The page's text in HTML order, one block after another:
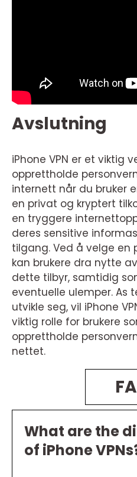
Avslutning
iPhone VPN er et viktig
opprettholde
internett når du bruker
en privat og kryptert
en tryggere
deres sensitive
tilgang. Ved å velge en
kan brukere dra nytte
dette tilbyr, samtidig
eventuelle ulemper. As
utvikle seg, vil iPhone
viktig rolle for brukere
opprettholde
nettet.
What are the
of iPhone